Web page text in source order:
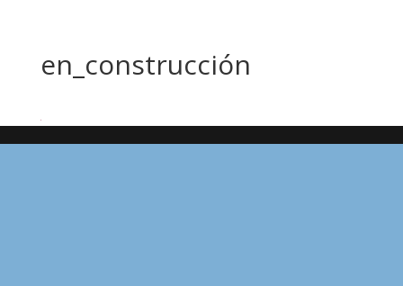
en_construcción